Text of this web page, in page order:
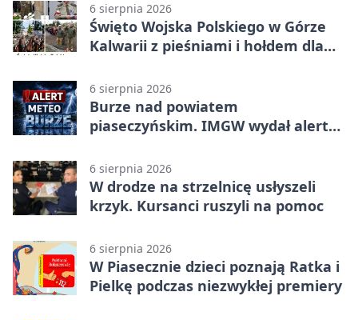
6 sierpnia 2026
Święto Wojska Polskiego w Górze
Kalwarii z pieśniami i hołdem dla
6 sierpnia 2026
Burze nad powiatem
piaseczyńskim. IMGW wydał alert
6 sierpnia 2026
W drodze na strzelnicę usłyszeli
krzyk. Kursanci ruszyli na pomoc
6 sierpnia 2026
W Piasecznie dzieci poznają Ratka i
Pielkę podczas niezwykłej premiery